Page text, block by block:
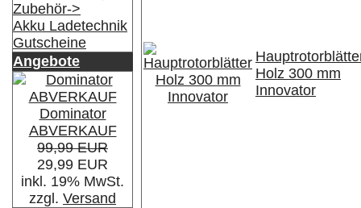
Holz 300 mm
Innovator
Zubehör->
Akku Ladetechnik
Gutscheine
Angebote
Dominator
ABVERKAUF
99,99 EUR
29,99 EUR
inkl. 19% MwSt.
zzgl. Versand